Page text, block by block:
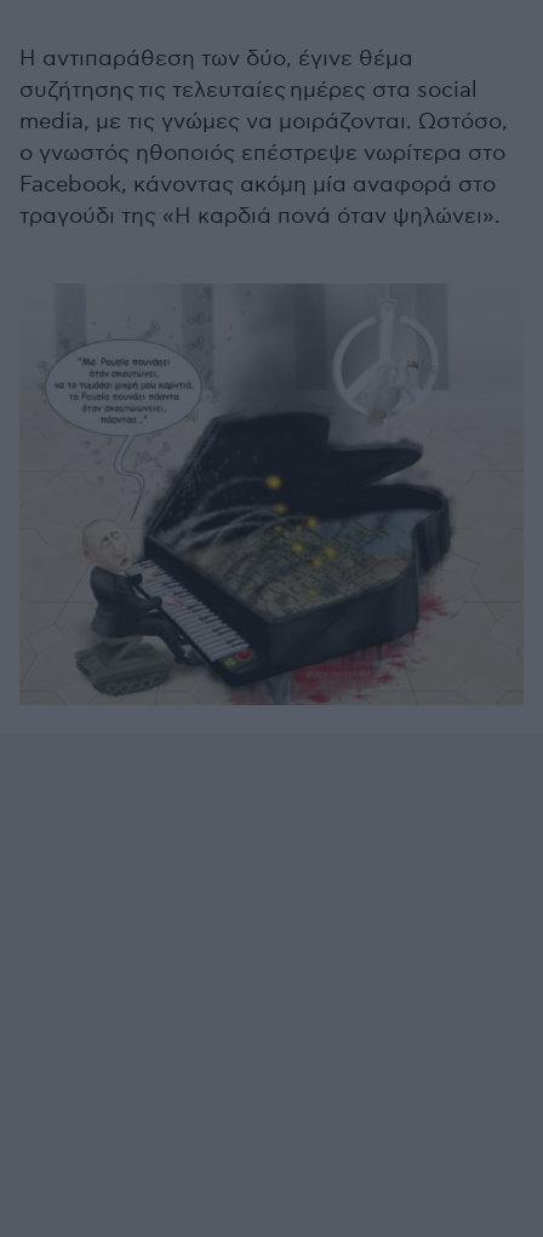
Η αντιπαράθεση των δύο, έγινε θέμα
συζήτησης τις τελευταίες ημέρες στα social
media, με τις γνώμες να μοιράζονται. Ωστόσο,
ο γνωστός ηθοποιός επέστρεψε νωρίτερα στο
Facebook, κάνοντας ακόμη μία αναφορά στο
τραγούδι της «Η καρδιά πονά όταν ψηλώνει».